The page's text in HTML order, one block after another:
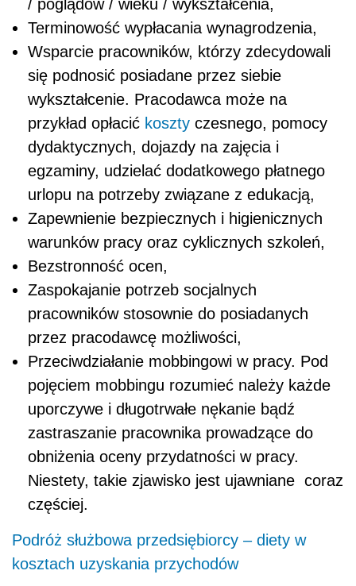
/ poglądów / wieku / wykształcenia,
Terminowość wypłacania wynagrodzenia,
Wsparcie pracowników, którzy zdecydowali
się podnosić posiadane przez siebie
wykształcenie. Pracodawca może na
przykład opłacić koszty czesnego, pomocy
dydaktycznych, dojazdy na zajęcia i
egzaminy, udzielać dodatkowego płatnego
urlopu na potrzeby związane z edukacją,
Zapewnienie bezpiecznych i higienicznych
warunków pracy oraz cyklicznych szkoleń,
Bezstronność ocen,
Zaspokajanie potrzeb socjalnych
pracowników stosownie do posiadanych
przez pracodawcę możliwości,
Przeciwdziałanie mobbingowi w pracy. Pod
pojęciem mobbingu rozumieć należy każde
uporczywe i długotrwałe nękanie bądź
zastraszanie pracownika prowadzące do
obniżenia oceny przydatności w pracy.
Niestety, takie zjawisko jest ujawniane coraz
częściej.
Podróż służbowa przedsiębiorcy – diety w
kosztach uzyskania przychodów